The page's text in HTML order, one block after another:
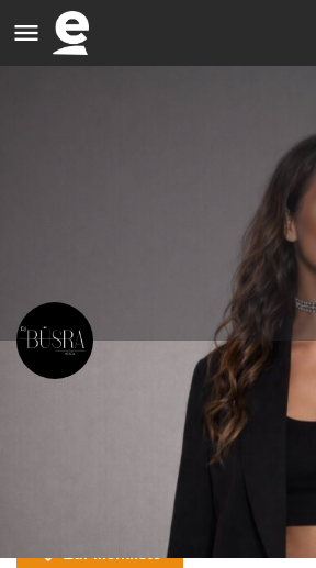
DJ für Hochzeiten, Events & Partys✨